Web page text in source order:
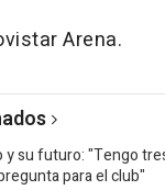
Arena.
y su futuro: "Tengo
para el club"